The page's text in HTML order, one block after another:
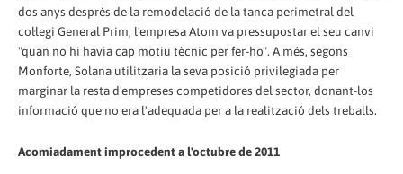
dos anys després de la remodelació de la tanca perimetral del
col·legi General Prim, l'empresa Atom va pressupostar el seu canvi
"quan no hi havia cap motiu tècnic per fer-ho". A més, segons
Monforte, Solana utilitzaria la seva posició privilegiada per
marginar la resta d'empreses competidores del sector, donant-los
informació que no era l'adequada per a la realització dels treballs.
Acomiadament improcedent a l'octubre de 2011